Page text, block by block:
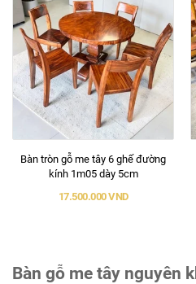
Bàn tròn gỗ me tây 6 ghế đường
kính 1m05 dày 5cm
17.500.000 VND
Bàn gỗ me tây nguyên